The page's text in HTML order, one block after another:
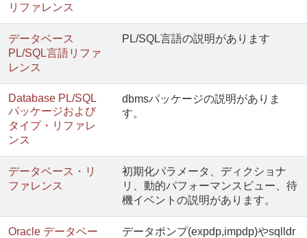
リファレンス
データベース
PL/SQL言語リファ
レンス
PL/SQL言語の説明があります
Database PL/SQL
パッケージおよび
タイプ・リファレ
ンス
dbmsパッケージの説明がありま
す。
データベース・リ
ファレンス
初期化パラメータ、ディクショナ
リ、動的パフォーマンスビュー、待
機イベントの説明があります。
Oracle データベー
データポンプ(expdp,impdp)やsqlldr